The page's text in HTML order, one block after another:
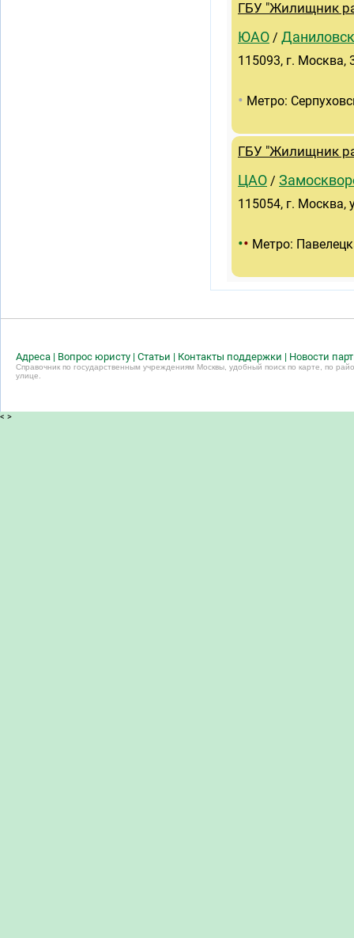
ГБУ "Жилищник
ЮАО /
115093, г. Москва,
• Метро:
ГБУ "Жилищник
ЦАО /
115054, г. Москва,
•• Метро:
Адреса | Вопрос юристу | Статьи | Контакты поддержки | Новости
Справочник по государственным учреждениям Москвы, удобный поиск по карте, по
улице.
< >